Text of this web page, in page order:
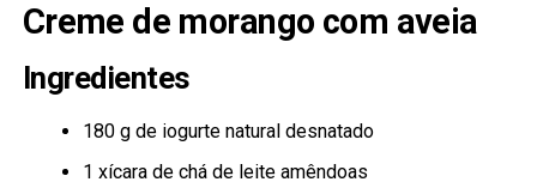
Creme de morango com aveia
Ingredientes
180 g de iogurte natural desnatado
1 xícara de chá de leite amêndoas